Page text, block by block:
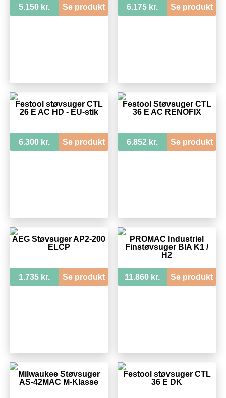
5.150 kr. Se produkt 6.175 kr. Se produkt
Festool støvsuger CTL
26 E AC HD - EU-stik
6.300 kr. Se produkt
Festool Støvsuger CTL
36 E AC RENOFIX
6.852 kr. Se produkt
AEG Støvsuger AP2-200
ELCP
1.735 kr. Se produkt
PROMAC Industriel
Finstøvsuger BIA K1 /
H2
11.860 kr. Se produkt
Milwaukee Støvsuger
AS-42MAC M-Klasse
Festool støvsuger CTL
36 E DK